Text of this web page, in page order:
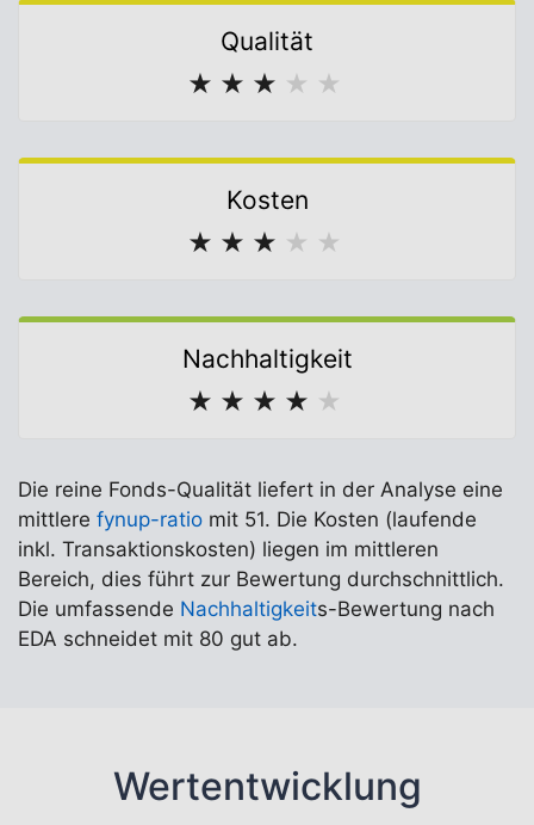
Qualität
★ ★ ★ ★ ★
Kosten
★ ★ ★ ★ ★
Nachhaltigkeit
★ ★ ★ ★ ★
Die reine Fonds-Qualität liefert in der Analyse eine
mittlere fynup-ratio mit 51. Die Kosten (laufende
inkl. Transaktionskosten) liegen im mittleren
Bereich, dies führt zur Bewertung durchschnittlich.
Die umfassende Nachhaltigkeits-Bewertung nach
EDA schneidet mit 80 gut ab.
Wertentwicklung